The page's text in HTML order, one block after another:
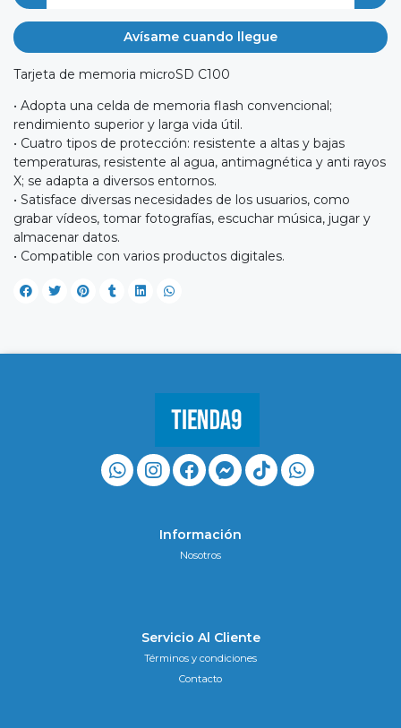
Avísame cuando llegue
Tarjeta de memoria microSD C100
• Adopta una celda de memoria flash convencional;
rendimiento superior y larga vida útil.
• Cuatro tipos de protección: resistente a altas y bajas
temperaturas, resistente al agua, antimagnética y anti rayos
X; se adapta a diversos entornos.
• Satisface diversas necesidades de los usuarios, como
grabar vídeos, tomar fotografías, escuchar música, jugar y
almacenar datos.
• Compatible con varios productos digitales.
Información
Nosotros
Servicio Al Cliente
Términos y condiciones
Contacto